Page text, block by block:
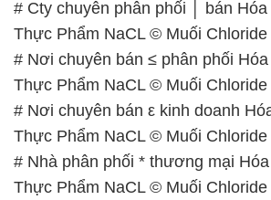
# Cty chuyên phân phối │ bán
Thực Phẩm NaCL © Muối
# Nơi chuyên bán ≤ phân phối
Thực Phẩm NaCL © Muối
# Nơi chuyên bán ε kinh doanh
Thực Phẩm NaCL © Muối
# Nhà phân phối * thương mại
Thực Phẩm NaCL © Muối